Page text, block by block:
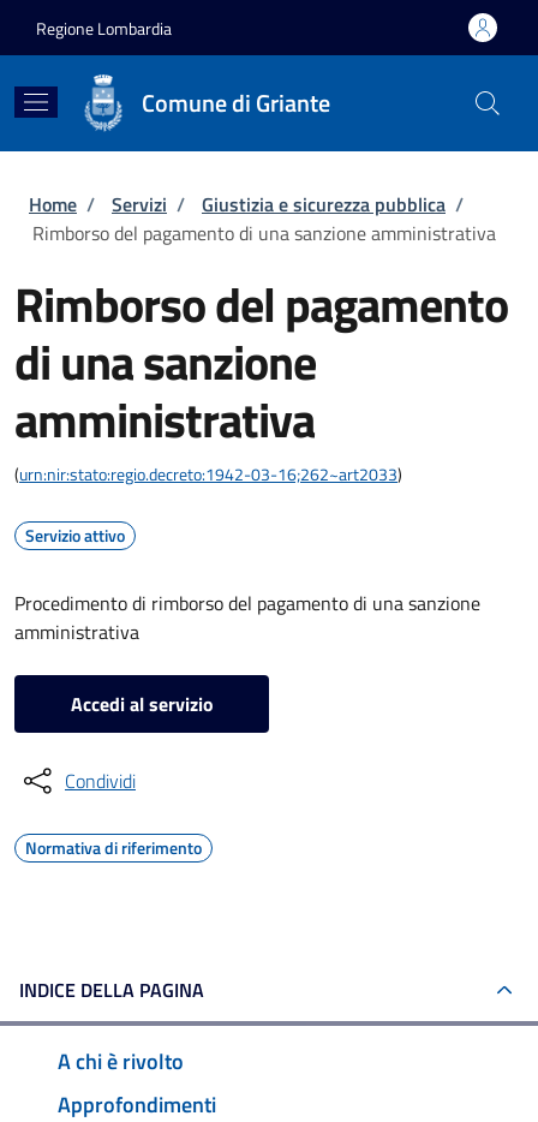
Regione Lombardia
Comune di Griante
Briciole di pane
Home / Servizi / Giustizia e sicurezza pubblica /
Rimborso del pagamento di una sanzione amministrativa
Rimborso del pagamento
di una sanzione
amministrativa
(urn:nir:stato:regio.decreto:1942-03-16;262~art2033)
Servizio attivo
Procedimento di rimborso del pagamento di una sanzione
amministrativa
Accedi al servizio
Condividi
Normativa di riferimento
INDICE DELLA PAGINA
A chi è rivolto
Approfondimenti